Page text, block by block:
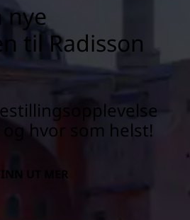
nye
til Radisson
hvor som helst!
UT MER